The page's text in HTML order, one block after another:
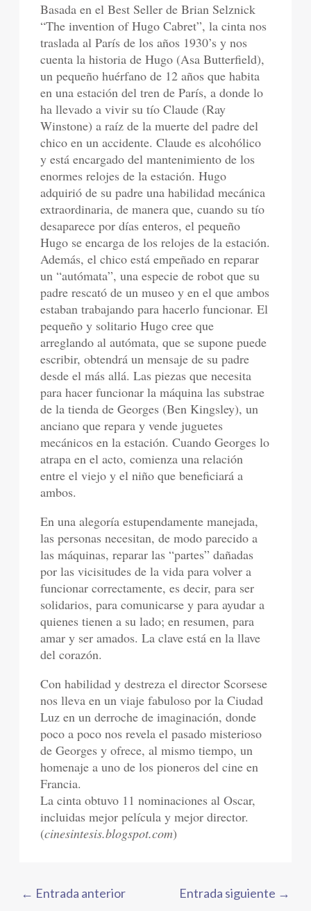
Basada en el Best Seller de Brian Selznick
“The invention of Hugo Cabret”, la cinta nos
traslada al París de los años 1930’s y nos
cuenta la historia de Hugo (Asa Butterfield),
un pequeño huérfano de 12 años que habita
en una estación del tren de París, a donde lo
ha llevado a vivir su tío Claude (Ray
Winstone) a raíz de la muerte del padre del
chico en un accidente. Claude es alcohólico
y está encargado del mantenimiento de los
enormes relojes de la estación. Hugo
adquirió de su padre una habilidad mecánica
extraordinaria, de manera que, cuando su tío
desaparece por días enteros, el pequeño
Hugo se encarga de los relojes de la estación.
Además, el chico está empeñado en reparar
un “autómata”, una especie de robot que su
padre rescató de un museo y en el que ambos
estaban trabajando para hacerlo funcionar. El
pequeño y solitario Hugo cree que
arreglando al autómata, que se supone puede
escribir, obtendrá un mensaje de su padre
desde el más allá. Las piezas que necesita
para hacer funcionar la máquina las substrae
de la tienda de Georges (Ben Kingsley), un
anciano que repara y vende juguetes
mecánicos en la estación. Cuando Georges lo
atrapa en el acto, comienza una relación
entre el viejo y el niño que beneficiará a
ambos.
En una alegoría estupendamente manejada,
las personas necesitan, de modo parecido a
las máquinas, reparar las “partes” dañadas
por las vicisitudes de la vida para volver a
funcionar correctamente, es decir, para ser
solidarios, para comunicarse y para ayudar a
quienes tienen a su lado; en resumen, para
amar y ser amados. La clave está en la llave
del corazón.
Con habilidad y destreza el director Scorsese
nos lleva en un viaje fabuloso por la Ciudad
Luz en un derroche de imaginación, donde
poco a poco nos revela el pasado misterioso
de Georges y ofrece, al mismo tiempo, un
homenaje a uno de los pioneros del cine en
Francia.
La cinta obtuvo 11 nominaciones al Oscar,
incluidas mejor película y mejor director.
(cinesintesis.blogspot.com)
← Entrada anterior Entrada siguiente →